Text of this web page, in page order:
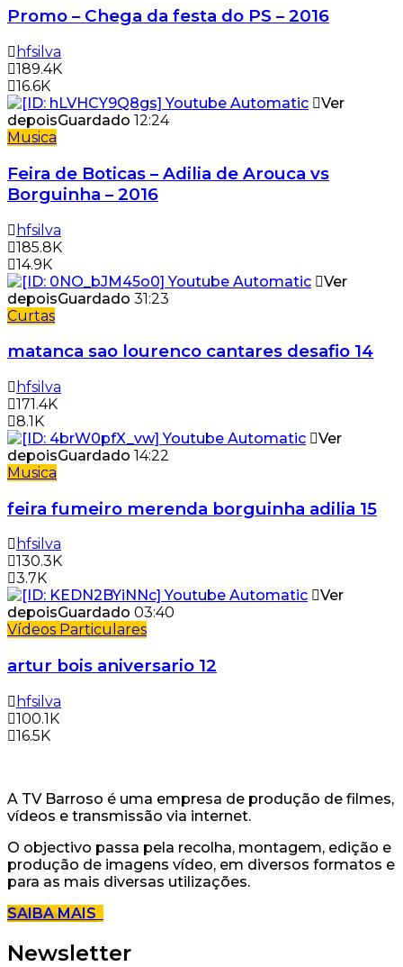
Promo – Chega da festa do PS – 2016
hfsilva
189.4K
16.6K
Ver
depoisGuardado 12:24
Musica
Feira de Boticas – Adilia de Arouca vs
Borguinha – 2016
hfsilva
185.8K
14.9K
Ver
depoisGuardado 31:23
Curtas
matanca sao lourenco cantares desafio 14
hfsilva
171.4K
8.1K
Ver
depoisGuardado 14:22
Musica
feira fumeiro merenda borguinha adilia 15
hfsilva
130.3K
3.7K
Ver
depoisGuardado 03:40
Vídeos Particulares
artur bois aniversario 12
hfsilva
100.1K
16.5K
A TV Barroso é uma empresa de produção de filmes,
vídeos e transmissão via internet.
O objectivo passa pela recolha, montagem, edição e
produção de imagens vídeo, em diversos formatos e
para as mais diversas utilizações.
SAIBA MAIS
Newsletter